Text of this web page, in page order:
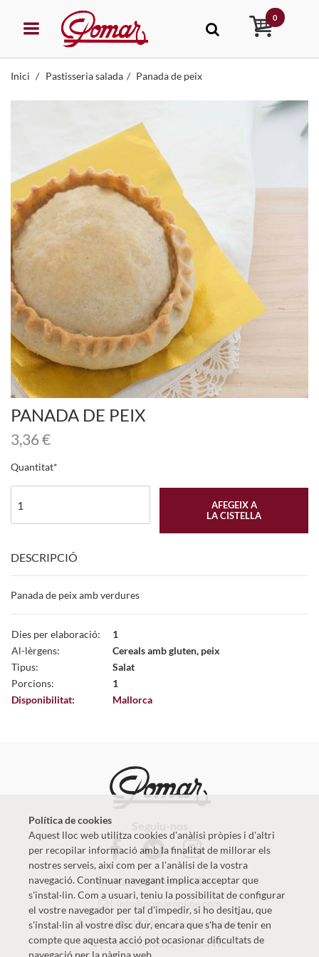
0
Inici Pastisseria salada Panada de peix
PANADA DE PEIX
3,36€
Quantitat
AFEGEIX A
LA CISTELLA
DESCRIPCIÓ
Panada de peix amb verdures
Dies per elaboració:
1
Al-lèrgens:
Cereals amb gluten, peix
Tipus:
Salat
Porcions:
1
Disponibilitat:
Mallorca
Contactau amb nosaltres
info@pomaronline.com
+34625127483-Ajuda producte
+34660220331-Ajuda Web
Política de cookies
Aquest lloc web utilitza cookies d'anàlisi pròpies i d'altri
per recopilar informació amb la finalitat de millorar els
nostres serveis, així com per a l'anàlisi de la vostra
navegació. Continuar navegant implica acceptar que
s'instal·lin. Com a usuari, teniu la possibilitat de configurar
el vostre navegador per tal d'impedir, si ho desitjau, que
s'instal·lin al vostre disc dur, encara que s'ha de tenir en
compte que aquesta acció pot ocasionar dificultats de
navegació per la pàgina web.